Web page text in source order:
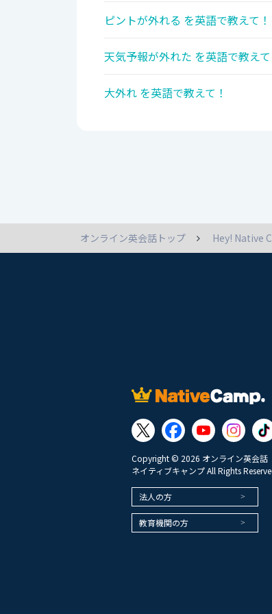
ピントが外れる を英語で教えて！
天気予報が外れた を英語で教えて
大外れ を英語で教えて！
オンライン英会話トップ Hey! Native
Copyright © 2026 オンライン英会話
ネイティブキャンプ All Rights
法人の方
教育機関の方